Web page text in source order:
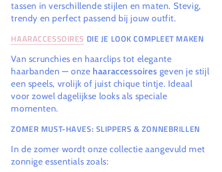
tassen in verschillende stijlen en maten. Stevig,
trendy en perfect passend bij jouw outfit.
HAARACCESSOIRES DIE JE LOOK COMPLEET MAKEN
Van scrunchies en haarclips tot elegante
haarbanden — onze haaraccessoires geven je stijl
een speels, vrolijk of juist chique tintje. Ideaal
voor zowel dagelijkse looks als speciale
momenten.
ZOMER MUST-HAVES: SLIPPERS & ZONNEBRILLEN
In de zomer wordt onze collectie aangevuld met
zonnige essentials zoals: